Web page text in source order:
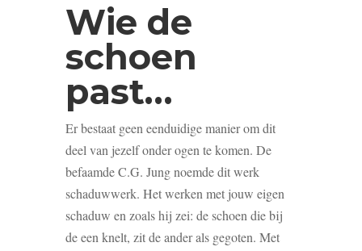
Wie de
schoen
past…
Er bestaat geen eenduidige manier om dit
deel van jezelf onder ogen te komen. De
befaamde C.G. Jung noemde dit werk
schaduwwerk. Het werken met jouw eigen
schaduw en zoals hij zei: de schoen die bij
de een knelt, zit de ander als gegoten. Met